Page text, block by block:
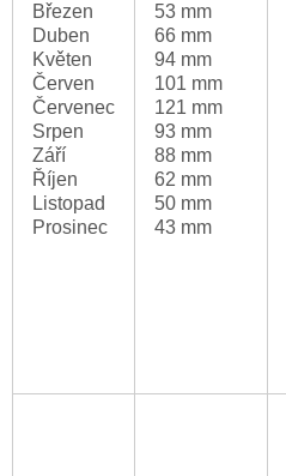
Březen
Duben
Květen
Červen
Červenec
Srpen
Září
Říjen
Listopad
Prosinec
53 mm
66 mm
94 mm
101 mm
121 mm
93 mm
88 mm
62 mm
50 mm
43 mm